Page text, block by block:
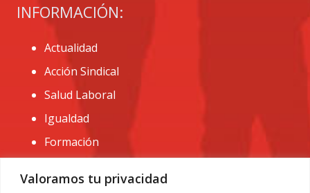
Valoramos tu privacidad
INFORMACIÓN:
Actualidad
Acción Sindical
Salud Laboral
Igualdad
Formación
CONTACTO: